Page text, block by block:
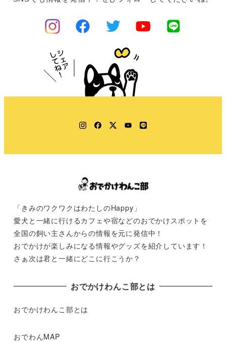
Instagram
Facebook
TwitterYouTube
LINE
「きみのワクワクはわたしのHappy」
愛犬と一緒に行けるカフェや宿などのおでかけスポットを
全国の飼い主さんからの情報を元に発信中！
おでかけが楽しみになる情報やグッズを紹介しています！
さぁ次は君と一緒にどこに行こうか？
おでかけわんこ部とは
おでかけわんこ部とは
おでわんMAP